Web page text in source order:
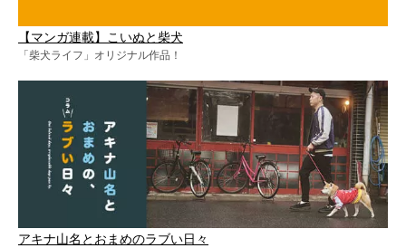
【マンガ連載】こいぬと柴犬
「柴犬ライフ」オリジナル作品！
アキナ山名とおまめのラブい日々